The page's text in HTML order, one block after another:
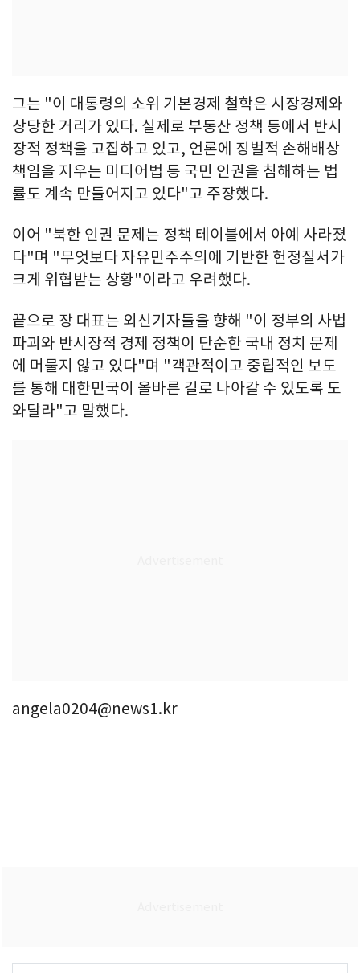
그는 "이 대통령의 소위 기본경제 철학은 시장경제와
상당한 거리가 있다. 실제로 부동산 정책 등에서 반시
장적 정책을 고집하고 있고, 언론에 징벌적 손해배상
책임을 지우는 미디어법 등 국민 인권을 침해하는 법
률도 계속 만들어지고 있다"고 주장했다.
이어 "북한 인권 문제는 정책 테이블에서 아예 사라졌
다"며 "무엇보다 자유민주주의에 기반한 헌정질서가
크게 위협받는 상황"이라고 우려했다.
끝으로 장 대표는 외신기자들을 향해 "이 정부의 사법
파괴와 반시장적 경제 정책이 단순한 국내 정치 문제
에 머물지 않고 있다"며 "객관적이고 중립적인 보도
를 통해 대한민국이 올바른 길로 나아갈 수 있도록 도
와달라"고 말했다.
angela0204@news1.kr